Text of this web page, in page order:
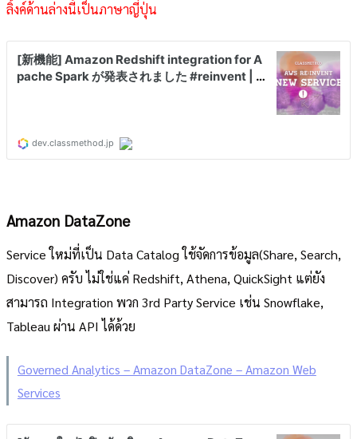
ลิ้งค์ด้านล่างนี้เป็นภาษาญี่ปุ่น
Amazon DataZone
Service ใหม่ที่เป็น Data Catalog ใช้จัดการข้อมูล(Share, Search,
Discover) ครับ ไม่ใช่แค่ Redshift, Athena, QuickSight แต่ยัง
สามารถ Integration พวก 3rd Party Service เช่น Snowflake,
Tableau ผ่าน API ได้ด้วย
Governed Analytics – Amazon DataZone – Amazon Web
Services